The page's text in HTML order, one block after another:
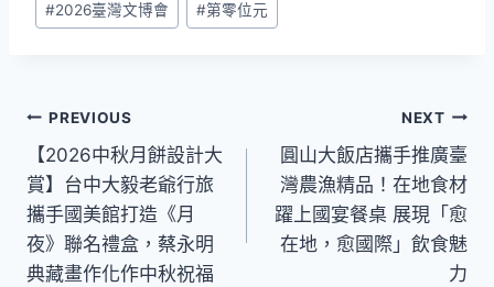
Tags:
#2026臺灣文博會 #第零位元
文
章
導
覽
PREVIOUS
【2026中秋月餅設計大
賞】台中大毅老爺行旅
攜手國美館打造《月
夜》聯名禮盒，蔡永明
典藏畫作化作中秋祝福
NEXT
圓山大飯店攜手推廣臺
灣農漁精品！在地食材
躍上國宴餐桌 展現「愈
在地，愈國際」飲食魅
力